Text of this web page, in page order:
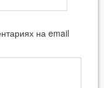
на email